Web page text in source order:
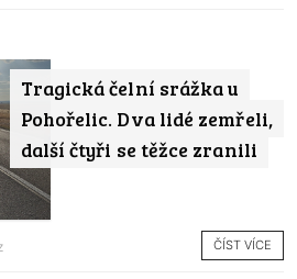
Tragická čelní srážka u
Pohořelic. Dva lidé zemřeli,
další čtyři se těžce zranili
ČÍST VÍCE